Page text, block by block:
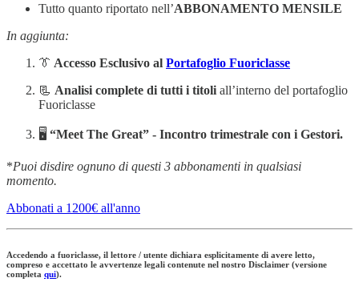
Tutto quanto riportato nell’ABBONAMENTO MENSILE
In aggiunta:
👔 Accesso Esclusivo al Portafoglio Fuoriclasse
📃 Analisi complete di tutti i titoli all’interno del portafoglio
Fuoriclasse
🖥️ “Meet The Great” - Incontro trimestrale con i Gestori.
*Puoi disdire ognuno di questi 3 abbonamenti in qualsiasi
momento.
Abbonati a 1200€ all'anno
Accedendo a fuoriclasse, il lettore / utente dichiara esplicitamente di avere letto,
compreso e accettato le avvertenze legali contenute nel nostro Disclaimer (versione
completa qui).